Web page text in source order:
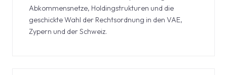
Abkommensnetze, Holdingstrukturen und die
geschickte Wahl der Rechtsordnung in den VAE,
Zypern und der Schweiz.